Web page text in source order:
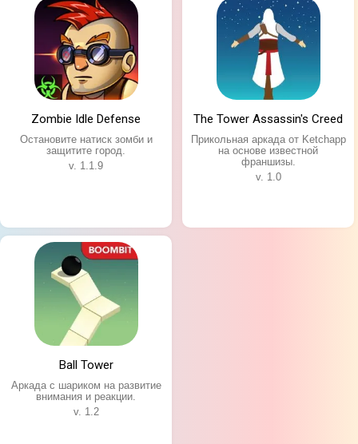
Особенности игры:
Более 60 героев;
Уникальные навыки и способности;
Красочная мультяшная графика;
Таблица лидеров со всего мира.
Zombie Idle Defense
Остановите натиск зомби и
защитите город.
v. 1.1.9
The Tower Assassin's Creed
Прикольная аркада от Ketchapp
на основе известной
франшизы.
v. 1.0
Ball Tower
Аркада с шариком на развитие
внимания и реакции.
v. 1.2